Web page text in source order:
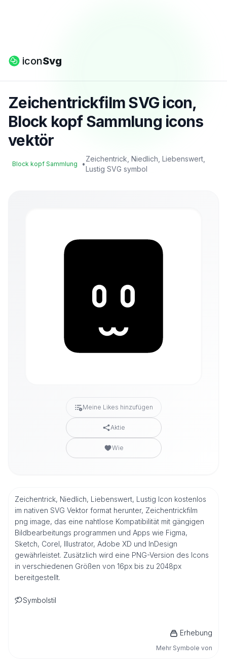
iconSvg
Zeichentrickfilm SVG icon,
Block kopf Sammlung icons
vektör
Block kopf Sammlung •
Zeichentrick, Niedlich, Liebenswert,
Lustig SVG symbol
Meine Likes hinzufügen
Aktie
Wie
Zeichentrick, Niedlich, Liebenswert, Lustig Icon kostenlos
im nativen SVG Vektor format herunter, Zeichentrickfilm
png image, das eine nahtlose Kompatibilität mit gängigen
Bildbearbeitungs programmen und Apps wie Figma,
Sketch, Corel, Illustrator, Adobe XD und InDesign
gewährleistet. Zusätzlich wird eine PNG-Version des Icons
in verschiedenen Größen von 16px bis zu 2048px
bereitgestellt.
Symbolstil
Erhebung
Mehr Symbole von